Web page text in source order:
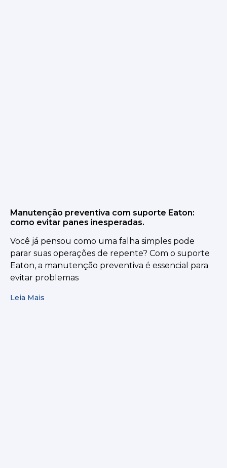
Manutenção preventiva com suporte Eaton:
como evitar panes inesperadas.
Você já pensou como uma falha simples pode
parar suas operações de repente? Com o suporte
Eaton, a manutenção preventiva é essencial para
evitar problemas
Leia Mais